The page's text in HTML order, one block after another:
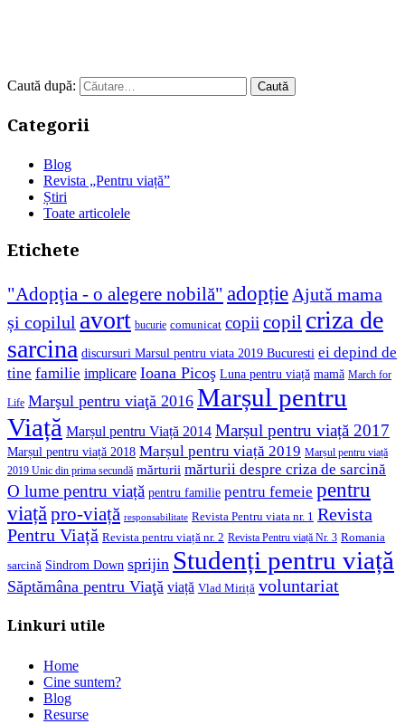
Caută după:
Categorii
Blog
Revista „Pentru viață”
Știri
Toate articolele
Etichete
"Adopţia - o alegere nobilă" adopție Ajută mama
și copilul avort bucurie comunicat copii copil criza de
sarcina discursuri Marsul pentru viata 2019 Bucuresti ei depind de
tine familie implicare Ioana Picoş Luna pentru viață mamă March for
Life Marşul pentru viaţă 2016 Marșul pentru
Viață Marșul pentru Viață 2014 Marșul pentru viață 2017
Marșul pentru viață 2018 Marșul pentru viață 2019 Marșul pentru viață
2019 Unic din prima secundă mărturii mărturii despre criza de sarcină
O lume pentru viață pentru familie pentru femeie pentru
viațăpro-viață responsabilitate Revista Pentru viata nr. 1 Revista
Pentru Viață Revista pentru viață nr. 2 Revista Pentru viață Nr. 3 Romania
sarcină Sindrom Down sprijin Studenți pentru viață
Săptămâna pentru Viaţă viață Vlad Miriță voluntariat
Linkuri utile
Home
Cine suntem?
Blog
Resurse